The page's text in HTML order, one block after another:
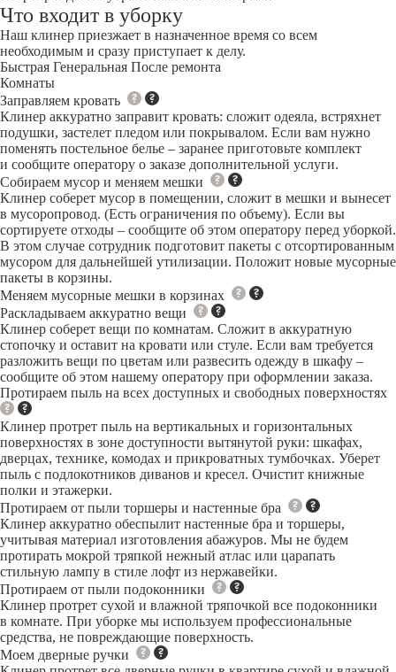
Что входит в уборку
Наш клинер приезжает в назначенное время со всем
необходимым и сразу приступает к делу.
Быстрая Генеральная После ремонта
Комнаты
Заправляем кровать
Клинер аккуратно заправит кровать: сложит одеяла, встряхнет
подушки, застелет пледом или покрывалом. Если вам нужно
поменять постельное белье – заранее приготовьте комплект
и сообщите оператору о заказе дополнительной услуги.
Собираем мусор и меняем мешки
Клинер соберет мусор в помещении, сложит в мешки и вынесет
в мусоропровод. (Есть ограничения по объему). Если вы
сортируете отходы – сообщите об этом оператору перед уборкой.
В этом случае сотрудник подготовит пакеты с отсортированным
мусором для дальнейшей утилизации. Положит новые мусорные
пакеты в корзины.
Меняем мусорные мешки в корзинах
Раскладываем аккуратно вещи
Клинер соберет вещи по комнатам. Сложит в аккуратную
стопочку и оставит на кровати или стуле. Если вам требуется
разложить вещи по цветам или развесить одежду в шкафу –
сообщите об этом нашему оператору при оформлении заказа.
Протираем пыль на всех доступных и свободных поверхностях
Клинер протрет пыль на вертикальных и горизонтальных
поверхностях в зоне доступности вытянутой руки: шкафах,
дверцах, технике, комодах и прикроватных тумбочках. Уберет
пыль с подлокотников диванов и кресел. Очистит книжные
полки и этажерки.
Протираем от пыли торшеры и настенные бра
Клинер аккуратно обеспылит настенные бра и торшеры,
учитывая материал изготовления абажуров. Мы не будем
протирать мокрой тряпкой нежный атлас или царапать
стильную лампу в стиле лофт из нержавейки.
Протираем от пыли подоконники
Клинер протрет сухой и влажной тряпочкой все подоконники
в комнате. При уборке мы используем профессиональные
средства, не повреждающие поверхность.
Моем дверные ручки